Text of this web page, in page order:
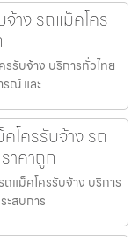
จ้าง รถแม็คโคร
รรับจ้าง บริการทั่วไทย
รณ์ และ
โครรับจ้าง รถ
าคาถูก
แม็คโครรับจ้าง บริการ
ะสบการ